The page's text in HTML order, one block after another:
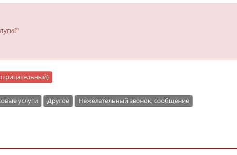
услуги Другое Нежелательный звонок, сообщение